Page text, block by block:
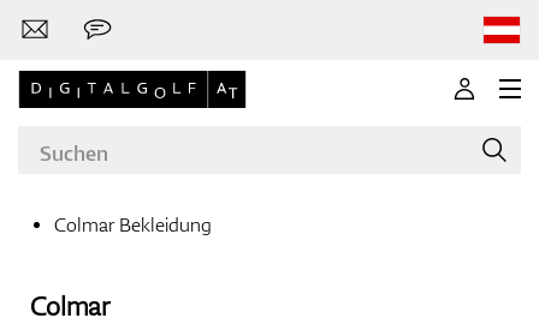
Colmar Bekleidung
Colmar